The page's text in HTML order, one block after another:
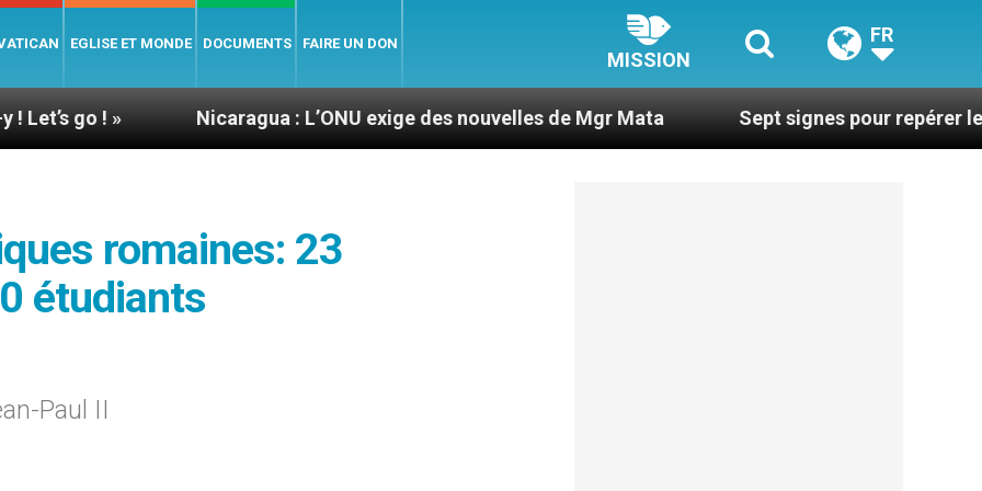
EGLISE ET MONDE DOCUMENTS FAIRE UN DON
MISSION
FR
Nicaragua : L’ONU exige des nouvelles de Mgr Mata Sept signes pour repérer les dérives
romaines: 23
étudiants
Paul II